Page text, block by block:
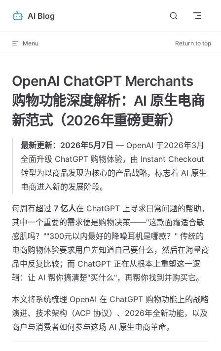
Skip to content
AI Blog
Menu Return to top
OpenAI ChatGPT Merchants
购物功能深度解析：AI 原生电商
新范式（2026年重磅更新）
最新更新：2026年5月7日 — OpenAI 于2026年3月
全面升级 ChatGPT 购物体验，由 Instant Checkout
转型为以商品发现为核心的产品战略，标志着 AI 原生
电商进入新的发展阶段。
每周有超过 7 亿人在 ChatGPT 上寻求日常问题的帮助，
其中一个重要的需求便是购物决策——"这款面霜适合敏
感肌吗？""300元以内最好的降噪耳机是哪款？" 传统的
电商购物体验要求用户先知道自己要什么，然后在海量商
品中反复比较；而 ChatGPT 正在从根本上重塑这一逻
辑：让 AI 帮你搞清楚"买什么"，再帮你找到并购买它。
本文将系统梳理 OpenAI 在 ChatGPT 购物功能上的战略
演进、技术架构（ACP 协议）、2026年全新功能，以及
商户与消费者如何参与这场 AI 原生电商革命。